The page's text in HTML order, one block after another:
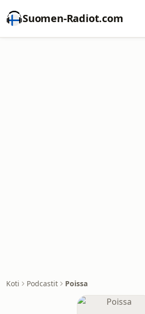
Suomen-Radiot.com
Koti Podcastit Poissa